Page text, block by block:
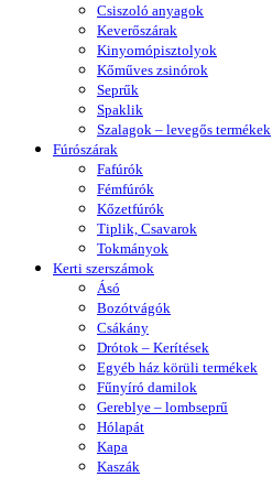
Csiszoló anyagok
Keverőszárak
Kinyomópisztolyok
Kőműves zsinórok
Seprűk
Spaklik
Szalagok – levegős termékek
Fúrószárak
Fafúrók
Fémfúrók
Kőzetfúrók
Tiplik, Csavarok
Tokmányok
Kerti szerszámok
Ásó
Bozótvágók
Csákány
Drótok – Kerítések
Egyéb ház körüli termékek
Fűnyíró damilok
Gereblye – lombseprű
Hólapát
Kapa
Kaszák